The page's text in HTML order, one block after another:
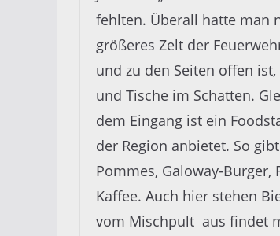
fehlten. Überall hatte man
größeres Zelt der
und zu den Seiten offen
und Tische im Schatten.
dem Eingang ist ein
der Region anbietet. So
Pommes, Galoway-Burger,
Kaffee. Auch hier stehen
vom Mischpult aus findet